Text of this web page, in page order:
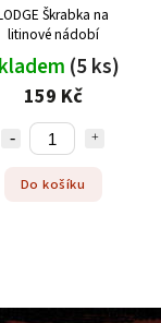
Škrabka na
litinové nádobí
(5 ks)
159 Kč
Do košíku